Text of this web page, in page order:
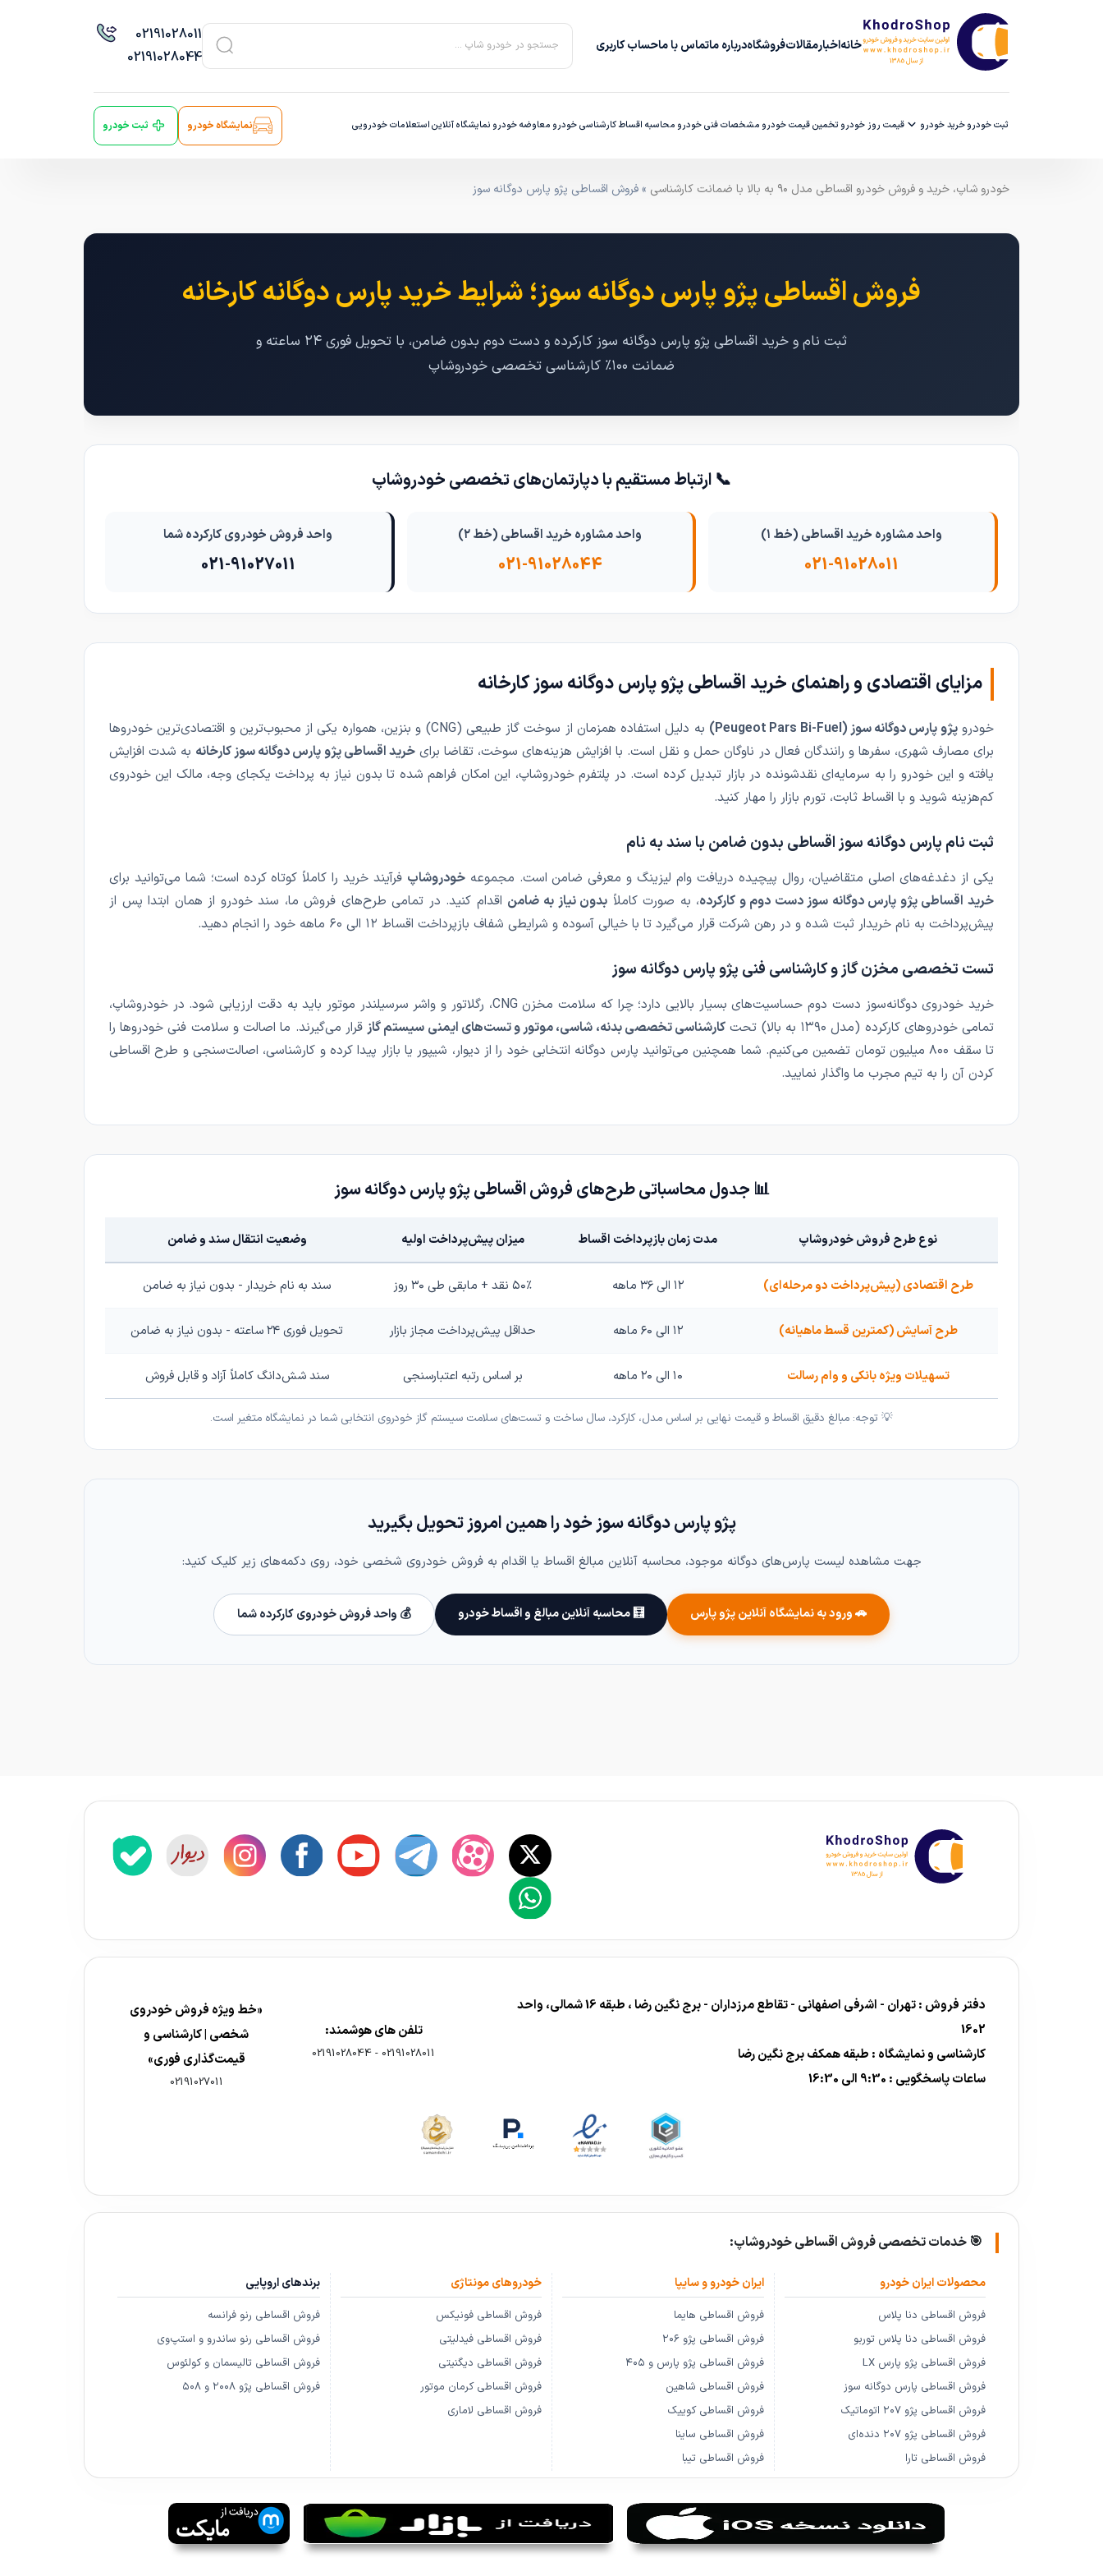
خانهاخبارمقالاتفروشگاهدرباره‌ ماتماس با ماحساب کاربری جستجو در خودرو شاپ ...
02191028011
02191028044
ثبت خودروخرید خودرو قیمت روز خودرو تخمین قیمت خودرو مشخصات فنی خودرو محاسبه اقساطکارشناسی خودرو معاوضه خودرو نمایشگاه آنلایناستعلامات خودرویی نمایشگاه خودرو ثبت خودرو
خودرو شاپ، خرید و فروش خودرو اقساطی مدل ۹۰ به بالا با ضمانت کارشناسی » فروش اقساطی پژو پارس دوگانه سوز
فروش اقساطی پژو پارس دوگانه سوز؛ شرایط خرید پارس دوگانه کارخانه
ثبت نام و خرید اقساطی پژو پارس دوگانه سوز کارکرده و دست دوم بدون ضامن، با تحویل فوری ۲۴ ساعته و
ضمانت ۱۰۰٪ کارشناسی تخصصی خودروشاپ
📞 ارتباط مستقیم با دپارتمان‌های تخصصی خودروشاپ
واحد مشاوره خرید اقساطی (خط ۱)
021-91028011
واحد مشاوره خرید اقساطی (خط ۲)
021-91028044
واحد فروش خودروی کارکرده شما
021-91027011
مزایای اقتصادی و راهنمای خرید اقساطی پژو پارس دوگانه سوز کارخانه
خودروپژو پارس دوگانه سوز (Peugeot Pars Bi-Fuel)
به دلیل استفاده همزمان از سوخت گاز طبیعی (CNG) و بنزین، همواره یکی از محبوب‌ترین و اقتصادی‌ترین خودروها
برای مصارف شهری، سفرها و رانندگان فعال در ناوگان حمل و نقل است. با افزایش هزینه‌های سوخت، تقاضا برایخرید اقساطی پژو پارس دوگانه سوز کارخانه به شدت افزایش
یافته و این خودرو را به سرمایه‌ای نقدشونده در بازار تبدیل کرده است. در پلتفرم خودروشاپ، این امکان فراهم شده تا بدون نیاز به پرداخت یکجای وجه، مالک این خودروی
کم‌هزینه شوید و با اقساط ثابت، تورم بازار را مهار کنید.
ثبت نام پارس دوگانه سوز اقساطی بدون ضامن با سند به نام
یکی از دغدغه‌های اصلی متقاضیان، روال پیچیده دریافت وام لیزینگ و معرفی ضامن است. مجموعهخودروشاپ فرآیند خرید را کاملاً کوتاه کرده است؛ شما می‌توانید برای
خرید اقساطی پژو پارس دوگانه سوز دست دوم و کارکرده، به صورت کاملاً بدون نیاز به ضامن اقدام کنید. در تمامی طرح‌های فروش ما، سند خودرو از همان ابتدا پس از
پیش‌پرداخت به نام خریدار ثبت شده و در رهن شرکت قرار می‌گیرد تا با خیالی آسوده و شرایطی شفاف بازپرداخت اقساط ۱۲ الی ۶۰ ماهه خود را انجام دهید.
تست تخصصی مخزن گاز و کارشناسی فنی پژو پارس دوگانه سوز
خرید خودروی دوگانه‌سوز دست دوم حساسیت‌های بسیار بالایی دارد؛ چرا که سلامت مخزن CNG، رگلاتور و واشر سرسیلندر موتور باید به دقت ارزیابی شود. در خودروشاپ،
تمامی خودروهای کارکرده (مدل ۱۳۹۰ به بالا) تحت
کارشناسی تخصصی بدنه، شاسی، موتور و تست‌های ایمنی سیستم گاز قرار می‌گیرند. ما اصالت و سلامت فنی خودروها را
تا سقف ۸۰۰ میلیون تومان تضمین می‌کنیم. شما همچنین می‌توانید پارس دوگانه انتخابی خود را از دیوار، شیپور یا بازار پیدا کرده و کارشناسی، اصالت‌سنجی و طرح اقساطی
کردن آن را به تیم مجرب ما واگذار نمایید.
📊 جدول محاسباتی طرح‌های فروش اقساطی پژو پارس دوگانه سوز
نوع طرح فروش خودروشاپ مدت زمان بازپرداخت اقساط میزان پیش‌پرداخت اولیه وضعیت انتقال سند و ضامن
طرح اقتصادی (پیش‌پرداخت دو مرحله‌ای) ۱۲ الی ۳۶ ماهه ۵۰٪ نقد + مابقی طی ۳۰ روز سند به نام خریدار - بدون نیاز به ضامن
طرح آسایش (کمترین قسط ماهیانه) ۱۲ الی ۶۰ ماهه حداقل پیش‌پرداخت مجاز بازار تحویل فوری ۲۴ ساعته - بدون نیاز به ضامن
تسهیلات ویژه بانکی و وام رسالت ۱۰ الی ۲۰ ماهه بر اساس رتبه اعتبارسنجی سند شش‌دانگ کاملاً آزاد و قابل فروش
💡 توجه: مبالغ دقیق اقساط و قیمت نهایی بر اساس مدل، کارکرد، سال ساخت و تست‌های سلامت سیستم گاز خودروی انتخابی شما در نمایشگاه متغیر است.
پژو پارس دوگانه سوز خود را همین امروز تحویل بگیرید
جهت مشاهده لیست پارس‌های دوگانه موجود، محاسبه آنلاین مبالغ اقساط یا اقدام به فروش خودروی شخصی خود، روی دکمه‌های زیر کلیک کنید:
🚗 ورود به نمایشگاه آنلاین پژو پارس 🧮 محاسبه آنلاین مبالغ و اقساط خودرو 💰 واحد فروش خودروی کارکرده شما
دفتر فروش : تهران - اشرفی اصفهانی - تقاطع مرزداران - برج نگین رضا ، طبقه 16 شمالی، واحد
1602
کارشناسی و نمایشگاه : طبقه همکف برج نگین رضا
ساعات پاسخگویی : 9:30 الی 16:30
تلفن های هوشمند:
02191028011
-
02191028044
«خط ویژه فروش خودروی
شخصی | کارشناسی و
قیمت‌گذاری فوری»
02191027011
🎯 خدمات تخصصی فروش اقساطی خودروشاپ:
محصولات ایران خودرو
فروش اقساطی دنا پلاس
فروش اقساطی دنا پلاس توربو
فروش اقساطی پژو پارس LX
فروش اقساطی پارس دوگانه سوز
فروش اقساطی پژو ۲۰۷ اتوماتیک
فروش اقساطی پژو ۲۰۷ دنده‌ای
فروش اقساطی تارا
ایران خودرو و سایپا
فروش اقساطی هایما
فروش اقساطی پژو ۲۰۶
فروش اقساطی پژو پارس و ۴۰۵
فروش اقساطی شاهین
فروش اقساطی کوییک
فروش اقساطی ساینا
فروش اقساطی تیبا
خودروهای مونتاژی
فروش اقساطی فونیکس
فروش اقساطی فیدلیتی
فروش اقساطی دیگنیتی
فروش اقساطی کرمان موتور
فروش اقساطی لاماری
برندهای اروپایی
فروش اقساطی رنو فرانسه
فروش اقساطی رنو ساندرو و استپ‌وی
فروش اقساطی تالیسمان و کولئوس
فروش اقساطی پژو ۲۰۰۸ و ۵۰۸